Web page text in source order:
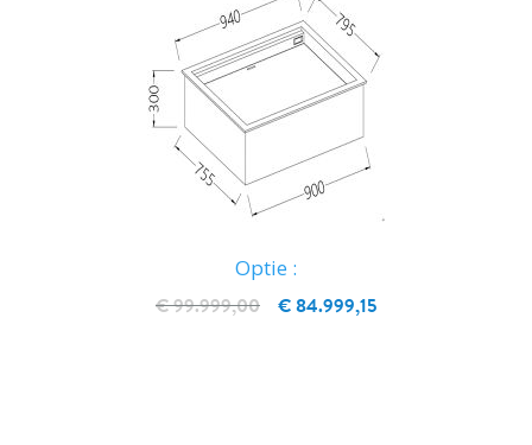
Optie :
€ 84.999,15
€ 99.999,00